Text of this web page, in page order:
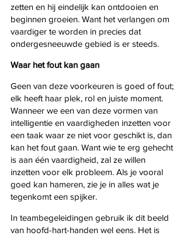
zetten en hij eindelijk kan ontdooien en
beginnen groeien. Want het verlangen om
vaardiger te worden in precies dat
ondergesneeuwde gebied is er steeds.
Waar het fout kan gaan
Geen van deze voorkeuren is goed of fout;
elk heeft haar plek, rol en juiste moment.
Wanneer we een van deze vormen van
intelligentie en vaardigheden inzetten voor
een taak waar ze niet voor geschikt is, dan
kan het fout gaan. Want wie te erg gehecht
is aan één vaardigheid, zal ze willen
inzetten voor elk probleem. Als je vooral
goed kan hameren, zie je in alles wat je
tegenkomt een spijker.
In teambegeleidingen gebruik ik dit beeld
van hoofd-hart-handen wel eens. Het is